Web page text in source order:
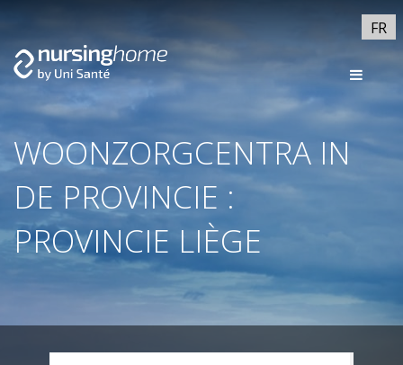
FR
WOONZORGCENTRA IN
DE PROVINCIE :
PROVINCIE LIÈGE